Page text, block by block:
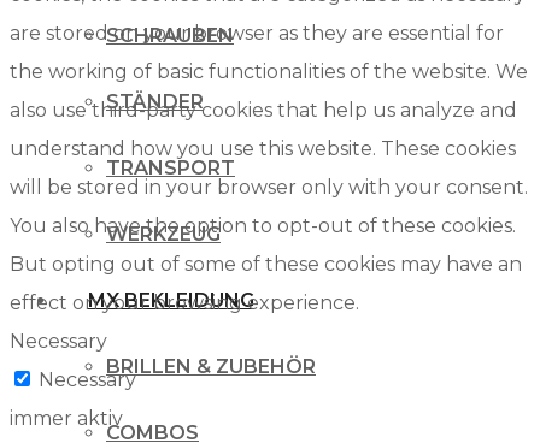
SCHRAUBEN
STÄNDER
TRANSPORT
WERKZEUG
MX BEKLEIDUNG
BRILLEN & ZUBEHÖR
COMBOS
are stored on your browser as they are essential for
the working of basic functionalities of the website. We
also use third-party cookies that help us analyze and
understand how you use this website. These cookies
will be stored in your browser only with your consent.
You also have the option to opt-out of these cookies.
But opting out of some of these cookies may have an
effect on your browsing experience.
Necessary
Necessary
immer aktiv